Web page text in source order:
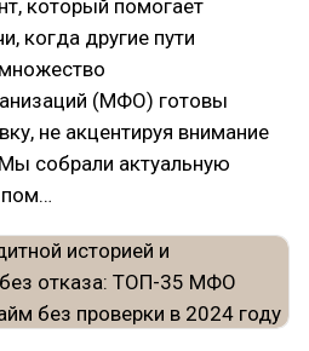
который помогает
когда другие пути
(МФО) готовы
не акцентируя внимание
собрали актуальную